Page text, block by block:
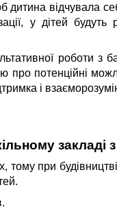
відчувала
у дітей
роботи з
потенційні
і
закладі
при